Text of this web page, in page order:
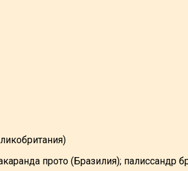
прото (Бразилия); палиссандр